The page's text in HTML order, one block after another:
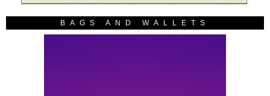
BAGS AND WALLETS